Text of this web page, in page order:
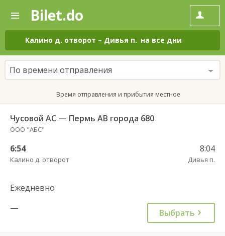
—
Поиск
и
покупка
билетов
на
автобус
онлайн
Bilet.do
Калино д. отворот – Дивья п. на все дни
По времени отправления
Время отправления и прибытия местное
Чусовой АС — Пермь АВ города 680
ООО "АБС"
6:54
Калино д. отворот
8:04
Дивья п.
Ежедневно
—
Выбрать